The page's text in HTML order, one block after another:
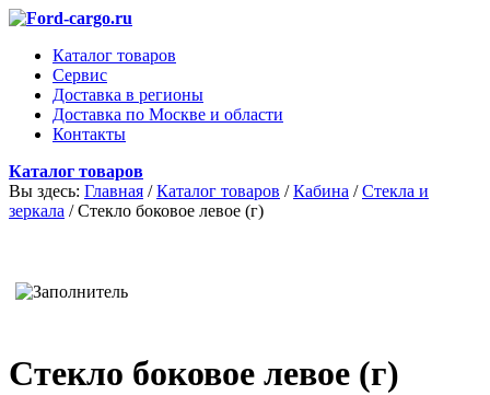
Каталог товаров
Сервис
Доставка в регионы
Доставка по Москве и области
Контакты
Каталог товаров
Вы здесь: Главная / Каталог товаров / Кабина / Стекла и
зеркала / Стекло боковое левое (г)
Стекло боковое левое (г)